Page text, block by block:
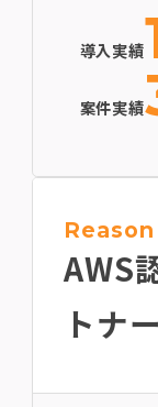
導入実績
案件実績
AWS
トナ